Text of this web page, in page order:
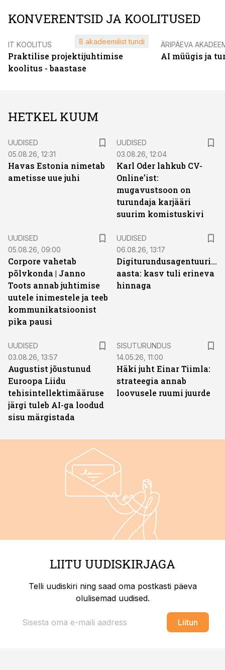
KONVERENTSID JA KOOLITUSED
IT KOOLITUS
Praktilise projektijuhtimise
koolitus - baastase
8 akadeemilist tundi ÄRIPÄEVA
AI müügis ja
HETKEL KUUM
UUDISED
05.08.26, 12:31
Havas Estonia nimetab
ametisse uue juhi
UUDISED
03.08.26, 12:04
Karl Oder lahkub CV-
Online’ist:
mugavustsoon on
turundaja karjääri
suurim komistuskivi
UUDISED
05.08.26, 09:00
Corpore vahetab
põlvkonda | Janno
Toots annab juhtimise
uutele inimestele ja teeb
kommunikatsioonist
pika pausi
UUDISED
06.08.26, 13:17
Digiturundusagentuuride
aasta: kasv tuli erineva
hinnaga
UUDISED
03.08.26, 13:57
Augustist jõustunud
Euroopa Liidu
tehisintellektimääruse
järgi tuleb AI-ga loodud
sisu märgistada
SISUTURUNDUS
14.05.26, 11:00
Häki juht Einar Tiimla:
strateegia annab
loovusele ruumi juurde
LIITU UUDISKIRJAGA
Telli uudiskiri ning saad oma postkasti päeva
olulisemad uudised.
Liitun